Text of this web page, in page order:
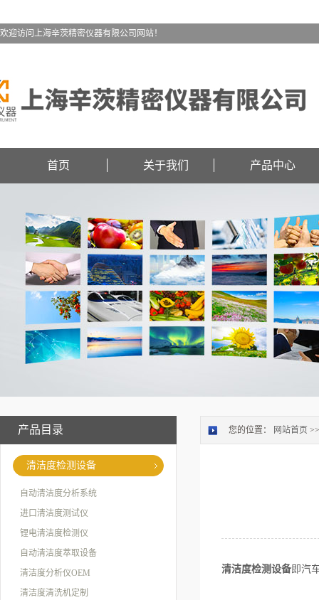
欢迎访问上海辛茨精密仪器有限公司网站！
首页 关于我们 产品中心
产品目录
清洁度检测设备
自动清洁度分析系统
进口清洁度测试仪
锂电清洁度检测仪
自动清洁度萃取设备
清洁度分析仪OEM
清洁度清洗机定制
您的位置： 网站首页
清洁度检测设备即汽